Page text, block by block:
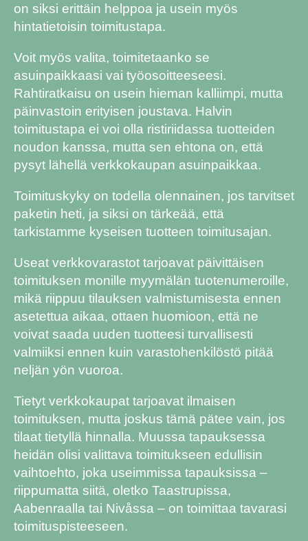
on siksi erittäin helppoa ja usein myös
hintatietoisin toimitustapa.
Voit myös valita, toimitetaanko se
asuinpaikkaasi vai työosoitteeseesi.
Rahtiratkaisu on usein hieman kalliimpi, mutta
päinvastoin erityisen joustava. Halvin
toimitustapa ei voi olla ristiriidassa tuotteiden
noudon kanssa, mutta sen ehtona on, että
pysyt lähellä verkkokaupan asuinpaikkaa.
Toimituskyky on todella olennainen, jos tarvitset
paketin heti, ja siksi on tärkeää, että
tarkistamme kyseisen tuotteen toimitusajan.
Useat verkkovarastot tarjoavat päivittäisen
toimituksen monille myymälän tuotenumeroille,
mikä riippuu tilauksen valmistumisesta ennen
asetettua aikaa, ottaen huomioon, että ne
voivat saada uuden tuotteesi turvallisesti
valmiiksi ennen kuin varastohenkilöstö pitää
neljän yön vuoroa.
Tietyt verkkokaupat tarjoavat ilmaisen
toimituksen, mutta joskus tämä pätee vain, jos
tilaat tietyllä hinnalla. Muussa tapauksessa
heidän olisi valittava toimitukseen edullisin
vaihtoehto, joka useimmissa tapauksissa –
riippumatta siitä, oletko Taastrupissa,
Aabenraalla tai Nivåssa – on toimittaa tavarasi
toimituspisteeseen.